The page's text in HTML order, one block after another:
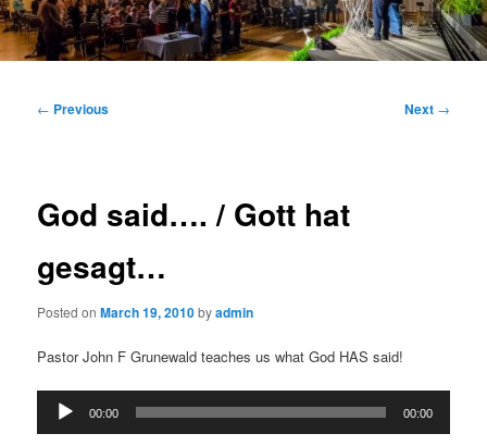
Post
← Previous Next →
God said…. / Gott hat
gesagt…
Posted onMarch 19, 2010byadmin
Pastor John F Grunewald teaches us what God HAS said!
Audio
Player
00:00 00:00